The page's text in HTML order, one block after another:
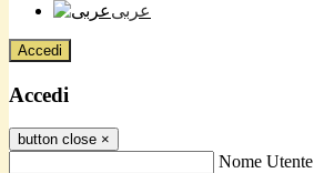
عربى
Accedi
Accedi
button close ×
Nome Utente